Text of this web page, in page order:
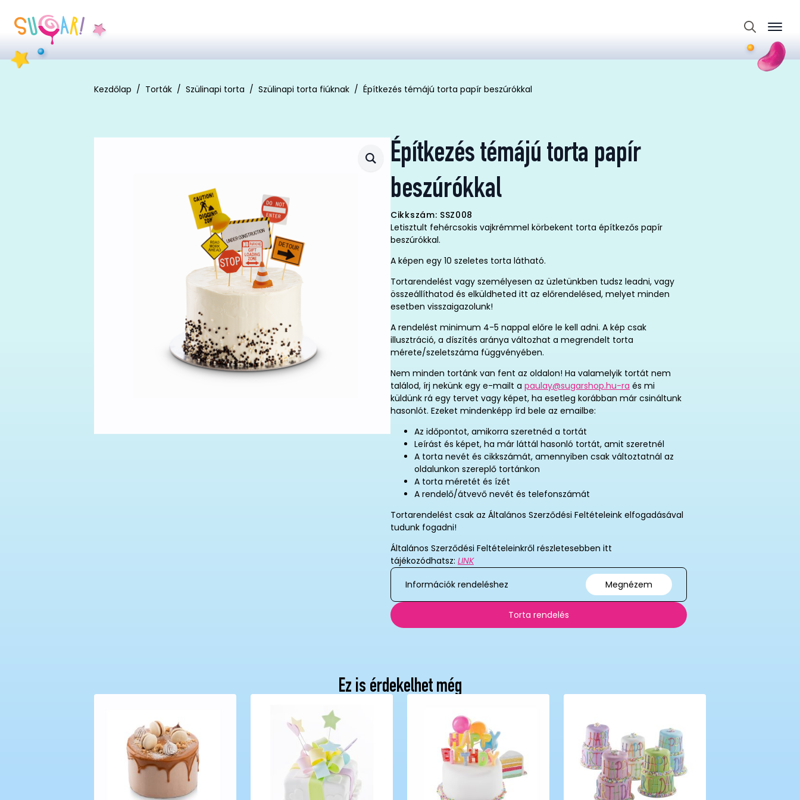
for:
Kezdőlap Torták Szülinapi torta Szülinapi torta fiúknak Építkezés témájú torta papír beszúrókkal
Építkezés témájú torta papír
beszúrókkal
Cikkszám: SSZ008
Letisztult fehércsokis vajkrémmel körbekent torta építkezős papír
beszúrókkal.
A képen egy 10 szeletes torta látható.
Tortarendelést vagy személyesen az üzletünkben tudsz leadni, vagy
összeállíthatod és elküldheted itt az előrendelésed, melyet minden
esetben visszaigazolunk!
A rendelést minimum 4-5 nappal előre le kell adni. A kép csak
illusztráció, a díszítés aránya változhat a megrendelt torta
mérete/szeletszáma függvényében.
Nem minden tortánk van fent az oldalon! Ha valamelyik tortát nem
találod, írj nekünk egy e-mailt a paulay@sugarshop.hu-ra és mi
küldünk rá egy tervet vagy képet, ha esetleg korábban már csináltunk
hasonlót. Ezeket mindenképp írd bele az emailbe:
Az időpontot, amikorra szeretnéd a tortát
Leírást és képet, ha már láttál hasonló tortát, amit szeretnél
A torta nevét és cikkszámát, amennyiben csak változtatnál az
oldalunkon szereplő tortánkon
A torta méretét és ízét
A rendelő/átvevő nevét és telefonszámát
Tortarendelést csak az Általános Szerződési Feltételeink elfogadásával
tudunk fogadni!
Általános Szerződési Feltételeinkről részletesebben itt
tájékozódhatsz: LINK
Információk rendeléshez
Megnézem
Torta rendelés
Ez is érdekelhet még